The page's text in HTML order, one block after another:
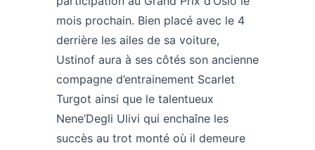
mois prochain. Bien placé avec le 4
derrière les ailes de sa voiture,
Ustinof aura à ses côtés son ancienne
compagne d’entrainement Scarlet
Turgot ainsi que le talentueux
Nene’Degli Ulivi qui enchaîne les
succès au trot monté où il demeure